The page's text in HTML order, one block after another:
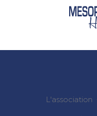
L'association